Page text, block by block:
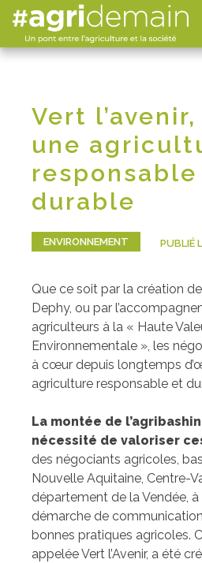
Vert
une
durable
ENVIRONNEMENT PUBLIÉ
Que ce soit par la création
Dephy, ou par
agriculteurs à la « Haute
Environnementale », les
à cœur depuis longtemps
agriculture responsable et
La montée de
nécessité de valoriser
des négociants agricoles,
Nouvelle Aquitaine, Centre-
département de la Vendée,
démarche de
bonnes pratiques agricoles.
appelée Vert l’Avenir, a été